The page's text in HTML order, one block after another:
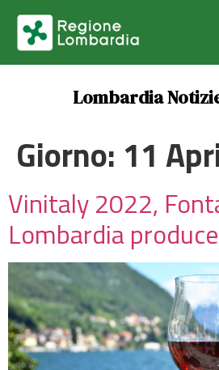
Lombardia
Giorno: 11
Vinitaly 2022,
Lombardia